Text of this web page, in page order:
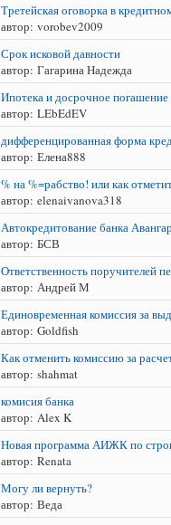
Третейская оговорка в
автор: vorobev2009
Срок исковой давности
автор: Гагарина Надежда
Ипотека и досрочное погашение
автор: LEbEdEV
дифференцированная форма
автор: Елена888
% на %=рабство! или как
автор: elenaivanova318
Автокредитование банка
автор: БСВ
Ответственность поручителей
автор: Андрей М
Единовременная комиссия за
автор: Goldfish
Как отменить комиссию за
автор: shahmat
комисия банка
автор: Alex K
Новая программа АИЖК по
автор: Renata
Могу ли вернуть?
автор: Веда